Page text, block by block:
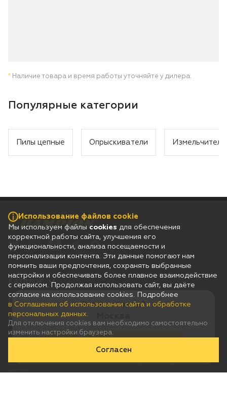
Это ваш город?
* Наличие товара и время работы уточняйте у дилера.
Популярные категории
Пилы цепные Опрыскиватели Измельчители
Соглашение об использовании сайта и обработке персональных
Гарантия
Покупателям
Дилерам
Каталог
Использование файлов cookie
Мы используем файлы cookies для обеспечения
корректной работы сайта, улучшения его
функциональности, анализа посещаемости и
персонализации контента. Эти данные помогают нам
помнить ваши предпочтения, сохранять выбранные
настройки и обеспечивать более плавное взаимодействие
с сервисом. Продолжая использовать сайт, вы даёте
согласие на использование cookies. Подробнее
в Соглашении об использовании сайта и обработке
персональных данных.
Для отключения cookies вам необходимо самостоятельно
изменить настройки браузера.
Согласен